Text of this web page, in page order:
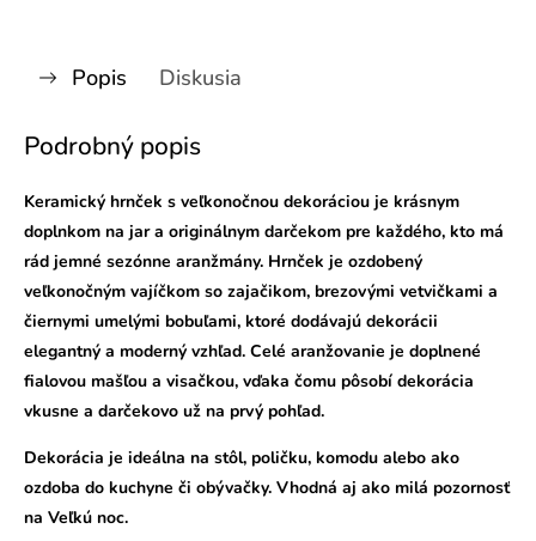
Popis Diskusia
Podrobný popis
Keramický hrnček s veľkonočnou dekoráciou je krásnym
doplnkom na jar a originálnym darčekom pre každého, kto má
rád jemné sezónne aranžmány. Hrnček je ozdobený
veľkonočným vajíčkom so zajačikom, brezovými vetvičkami a
čiernymi umelými bobuľami, ktoré dodávajú dekorácii
elegantný a moderný vzhľad. Celé aranžovanie je doplnené
fialovou mašľou a visačkou, vďaka čomu pôsobí dekorácia
vkusne a darčekovo už na prvý pohľad.
Dekorácia je ideálna na stôl, poličku, komodu alebo ako
ozdoba do kuchyne či obývačky. Vhodná aj ako milá pozornosť
na Veľkú noc.